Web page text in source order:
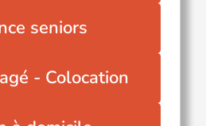
seniors
- Colocation